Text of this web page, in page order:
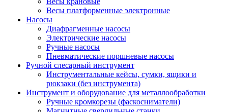
Весы платформенные электронные
Насосы
Диафрагменные насосы
Электрические насосы
Ручные насосы
Пневматические поршневые насосы
Ручной слесарный инструмент
Инструментальные кейсы, сумки, ящики и
рюкзаки (без инструмента)
Инструмент и оборудование для металлообработки
Ручные кромкорезы (фаскосниматели)